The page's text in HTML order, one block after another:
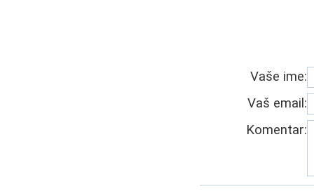
Vaše ime:
Vaš email:
Komentar: